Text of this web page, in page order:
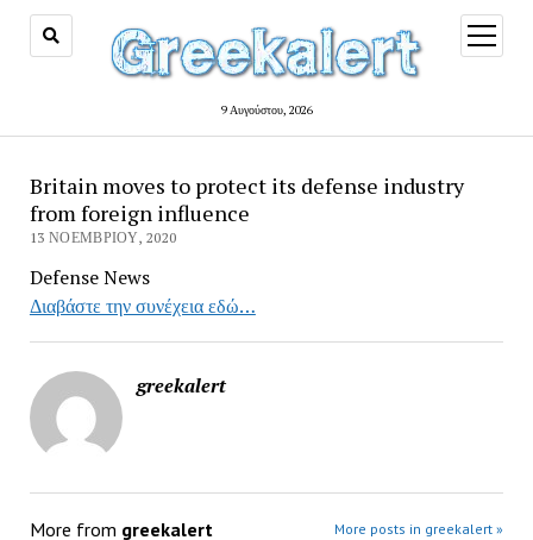
9 Αυγούστου, 2026
open
menu
Britain moves to protect its defense industry
from foreign influence
13 ΝΟΕΜΒΡΊΟΥ, 2020
Defense News
Διαβάστε την συνέχεια εδώ…
greekalert
More from greekalert More posts in greekalert »